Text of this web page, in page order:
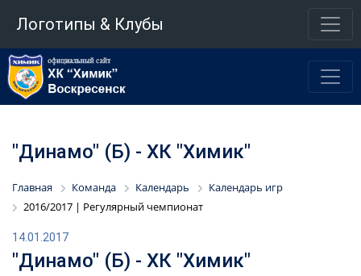
Логотипы & Клубы
"Динамо" (Б) - ХК "Химик"
Главная Команда Календарь
Календарь игр
2016/2017 | Регулярный чемпионат
14.01.2017
"Динамо" (Б) - ХК "Химик"